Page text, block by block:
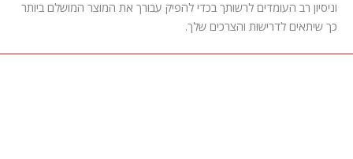
וניסיון רב העומדים לרשותך בכדי להפיק עבורך את המוצר המושלם ביותר
כך שיתאים לדרישות והצרכים שלך.